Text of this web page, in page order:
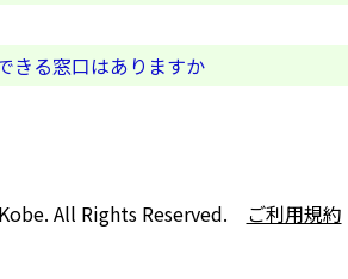
きる窓口はありますか
All Rights Reserved. ご利用規約